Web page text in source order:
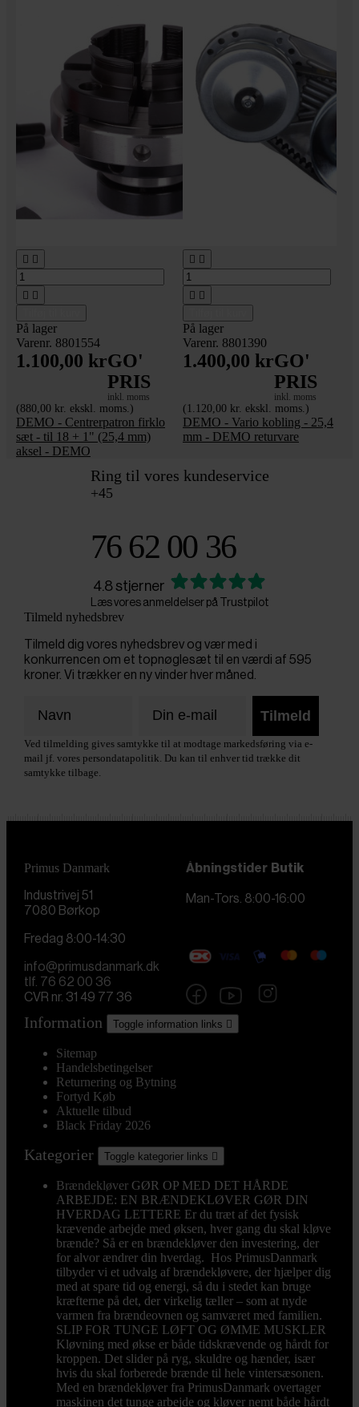
 
 
På lager
Varenr. 8801554
1.100,00 krGO'
PRIS
inkl. moms
(880,00 kr. ekskl. moms.)
DEMO - Centrerpatron firklo
sæt - til 18 + 1" (25,4 mm)
aksel - DEMO
 
 
På lager
Varenr. 8801390
1.400,00 krGO'
PRIS
inkl. moms
(1.120,00 kr. ekskl. moms.)
DEMO - Vario kobling - 25,4
mm - DEMO returvare
Ring til vores kundeservice
+45
76 62 00 36
4.8 stjerner
Læs vores anmeldelser på Trustpilot
Tilmeld nyhedsbrev
Tilmeld dig vores nyhedsbrev og vær med i
konkurrencen om et topnøglesæt til en værdi af 595
kroner. Vi trækker en ny vinder hver måned.
Tilmeld
Ved tilmelding gives samtykke til at modtage markedsføring via e-
mail jf. vores persondatapolitik. Du kan til enhver tid trække dit
samtykke tilbage.
Primus Danmark
Industrivej 51
7080 Børkop
Åbningstider Butik
Man-Tors. 8:00-16:00
Fredag 8:00-14:30
info@primusdanmark.dk
tlf. 76 62 00 36
CVR nr. 31 49 77 36
Information Toggle information links 
Sitemap
Handelsbetingelser
Returnering og Bytning
Fortyd Køb
Aktuelle tilbud
Black Friday 2026
Kategorier Toggle kategorier links 
Brændekløver GØR OP MED DET HÅRDE
ARBEJDE: EN BRÆNDEKLØVER GØR DIN
HVERDAG LETTERE Er du træt af det fysisk
krævende arbejde med øksen, hver gang du skal kløve
brænde? Så er en brændekløver den investering, der
for alvor ændrer din hverdag. Hos PrimusDanmark
tilbyder vi et udvalg af brændekløvere, der hjælper dig
med at spare tid og energi, så du i stedet kan bruge
kræfterne på det, der virkelig tæller – som at nyde
varmen fra brændeovnen og samværet med familien.
SLIP FOR TUNGE LØFT OG ØMME MUSKLER
Kløvning med økse er både tidskrævende og hårdt for
kroppen. Det slider på ryg, skuldre og hænder, især
hvis du skal forberede brænde til hele vintersæsonen.
Med en brændekløver fra PrimusDanmark overtager
maskinen det tunge arbejde og kløver nemt både hårdt